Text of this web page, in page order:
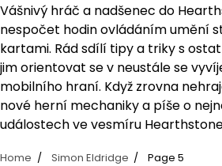
Vášnivý hráč a nadšenec do
nespočet hodin ovládáním umění
kartami. Rád sdílí tipy a triky s
jim orientovat se v neustále se
mobilního hraní. Když zrovna
nové herní mechaniky a píše o
událostech ve vesmíru
Home Simon Eldridge Page 5